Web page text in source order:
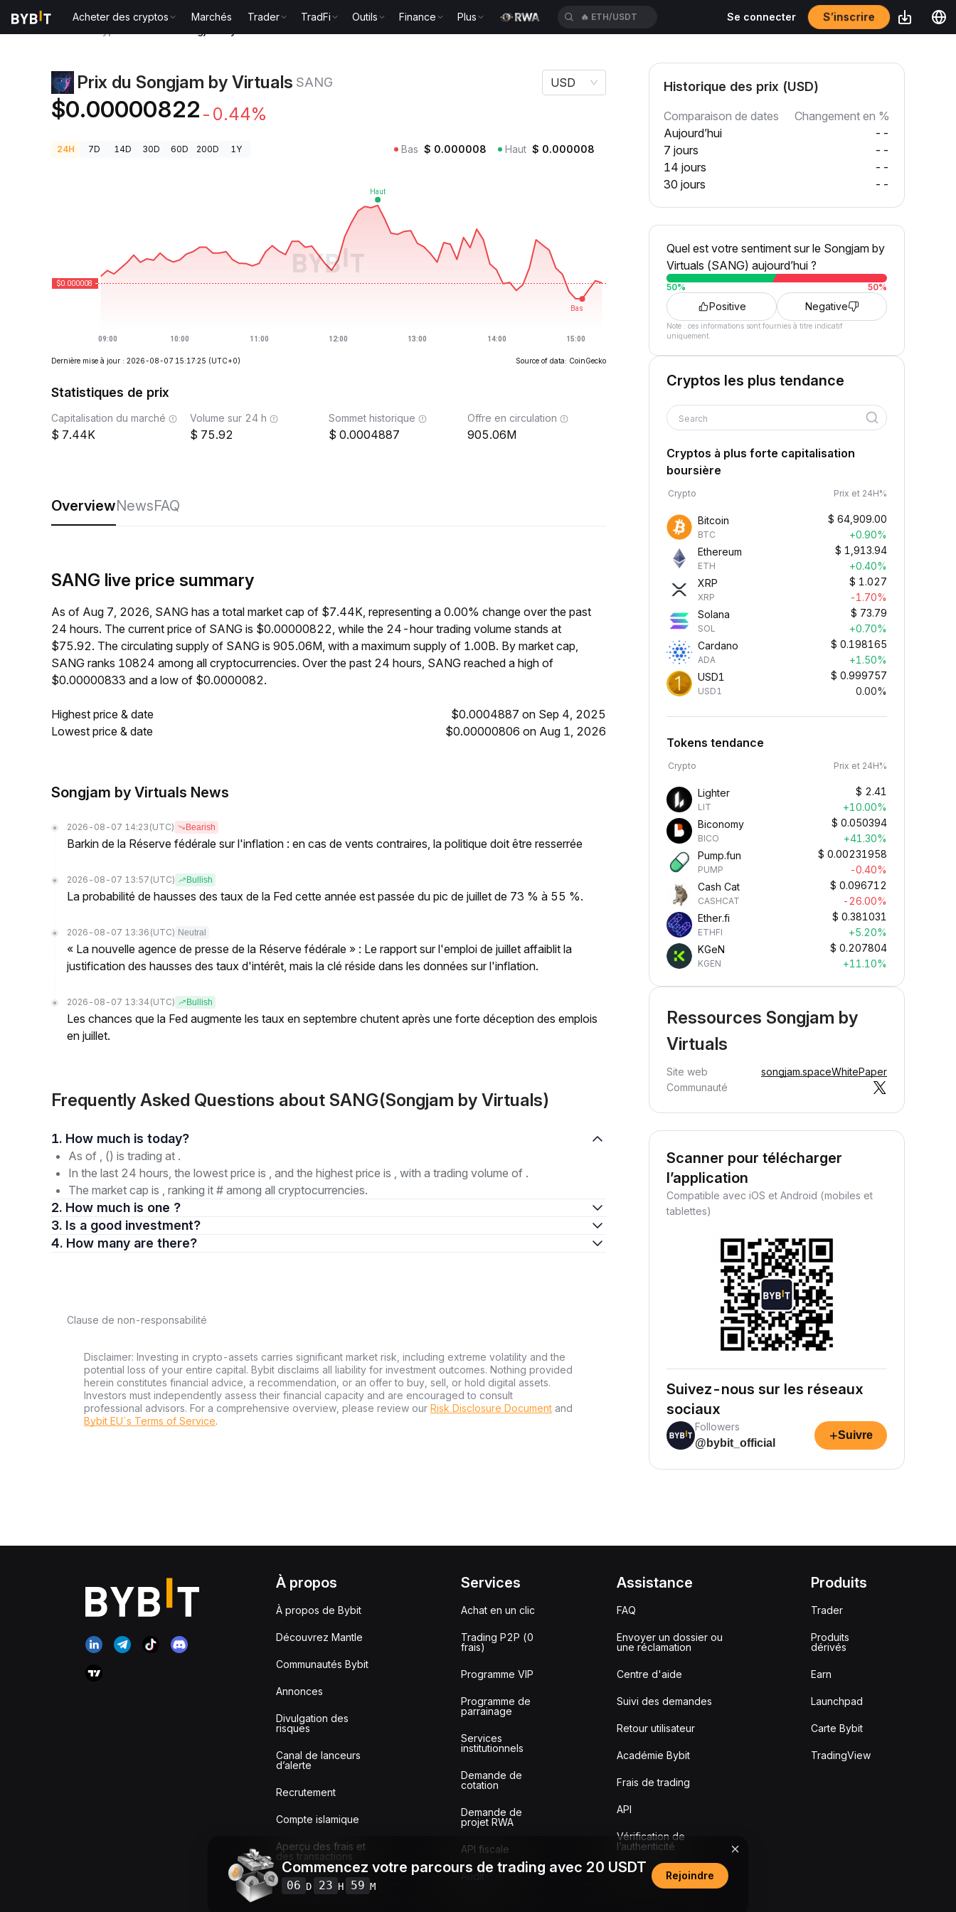
Acheter des cryptos Marchés Trader TradFi Outils Finance Plus 🔥 ETH/USDT Se connecter S’inscrire
Prix du Songjam by Virtuals SANG
$0.00000822 -0.44%
USD
24H 7D 14D 30D 60D 200D 1Y Bas $ 0.000008 Haut $ 0.000008
Dernière mise à jour : 2026-08-07 15:17:25 (UTC+0) Source of data: CoinGecko
Statistiques de prix
Capitalisation du marché
7.44K
Volume sur 24 h
75.92
Sommet historique
0.0004887
Offre en circulation
905.06M
OverviewNewsFAQ
SANG live price summary
As of Aug 7, 2026, SANG has a total market cap of $7.44K, representing a 0.00% change over the past
24 hours. The current price of SANG is $0.00000822, while the 24-hour trading volume stands at
$75.92. The circulating supply of SANG is 905.06M, with a maximum supply of 1.00B. By market cap,
SANG ranks 10824 among all cryptocurrencies. Over the past 24 hours, SANG reached a high of
$0.00000833 and a low of $0.0000082.
Highest price & date
$0.0004887 on Sep 4, 2025
Lowest price & date
$0.00000806 on Aug 1, 2026
Songjam by Virtuals News
2026-08-07 14:23 (UTC) Bearish
Barkin de la Réserve fédérale sur l'inflation : en cas de vents contraires, la politique doit être resserrée
2026-08-07 13:57 (UTC) Bullish
La probabilité de hausses des taux de la Fed cette année est passée du pic de juillet de 73 % à 55 %.
2026-08-07 13:36 (UTC) Neutral
« La nouvelle agence de presse de la Réserve fédérale » : Le rapport sur l'emploi de juillet affaiblit la
justification des hausses des taux d'intérêt, mais la clé réside dans les données sur l'inflation.
2026-08-07 13:34 (UTC) Bullish
Les chances que la Fed augmente les taux en septembre chutent après une forte déception des emplois
en juillet.
Frequently Asked Questions about SANG(Songjam by Virtuals)
1. How much is today?
As of , () is trading at .
In the last 24 hours, the lowest price is , and the highest price is , with a trading volume of .
The market cap is , ranking it # among all cryptocurrencies.
2. How much is one ?
3. Is a good investment?
4. How many are there?
Clause de non-responsabilité
Disclaimer: Investing in crypto-assets carries significant market risk, including extreme volatility and the
potential loss of your entire capital. Bybit disclaims all liability for investment outcomes. Nothing provided
herein constitutes financial advice, a recommendation, or an offer to buy, sell, or hold digital assets.
Investors must independently assess their financial capacity and are encouraged to consult
professional advisors. For a comprehensive overview, please review our Risk Disclosure Document and
Bybit EU´s Terms of Service.
Historique des prix (USD)
Comparaison de dates
Changement en %
Aujourd’hui
--
7 jours
--
14 jours
--
30 jours
--
Quel est votre sentiment sur le Songjam by
Virtuals (SANG) aujourd’hui ?
50% 50%
Positive Negative
Note : ces informations sont fournies à titre indicatif
uniquement.
Cryptos les plus tendance
Search
Cryptos à plus forte capitalisation
boursière
Crypto Prix et 24H%
Bitcoin
BTC
$ 64,909.00
+0.90%
Ethereum
ETH
$ 1,913.94
+0.40%
XRP
XRP
$ 1.027
-1.70%
Solana
SOL
$ 73.79
+0.70%
Cardano
ADA
$ 0.198165
+1.50%
USD1
USD1
$ 0.999757
0.00%
Tokens tendance
Crypto Prix et 24H%
Lighter
LIT
$ 2.41
+10.00%
Biconomy
BICO
$ 0.050394
+41.30%
Pump.fun
PUMP
$ 0.00231958
-0.40%
Cash Cat
CASHCAT
$ 0.096712
-26.00%
Ether.fi
ETHFI
$ 0.381031
+5.20%
KGeN
KGEN
$ 0.207804
+11.10%
Ressources Songjam by
Virtuals
Site web songjam.spaceWhitePaper
Communauté
Scanner pour télécharger
l’application
Compatible avec iOS et Android (mobiles et
tablettes)
Suivez-nous sur les réseaux
sociaux
Followers
@bybit_official
+Suivre
À propos
À propos de Bybit
Découvrez Mantle
Communautés Bybit
Annonces
Divulgation des
risques
Canal de lanceurs
d’alerte
Recrutement
Compte islamique
Aperçu des frais et
des transactions
Services
Achat en un clic
Trading P2P (0
frais)
Programme VIP
Programme de
parrainage
Services
institutionnels
Demande de
cotation
Demande de
projet RWA
API fiscale
Audit
Assistance
FAQ
Envoyer un dossier ou
une réclamation
Centre d'aide
Suivi des demandes
Retour utilisateur
Académie Bybit
Frais de trading
API
Vérification de
l’authenticité
Produits
Trader
Produits
dérivés
Earn
Launchpad
Carte Bybit
TradingView
Commencez votre parcours de trading avec 20 USDT
06 D 23 H 59 M
Rejoindre